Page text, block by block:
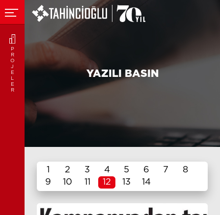
P
R
O
J
E
E
R
YAZILI BASIN
1 2 3 4 5 6 7
8
9
10 11 12 13 14